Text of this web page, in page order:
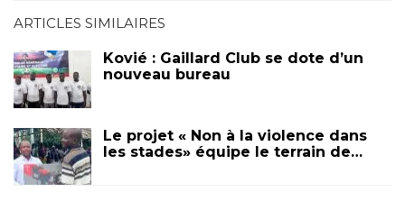
ARTICLES SIMILAIRES
Kovié : Gaillard Club se dote d’un
nouveau bureau
Le projet « Non à la violence dans
les stades» équipe le terrain de…